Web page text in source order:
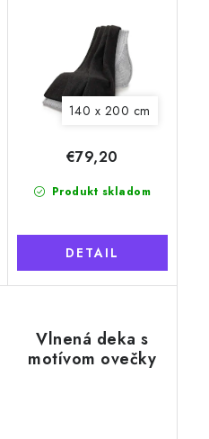
140 x 200 cm
Produkt skladom
€79,20
DETAIL
Vlnená deka s
motívom ovečky